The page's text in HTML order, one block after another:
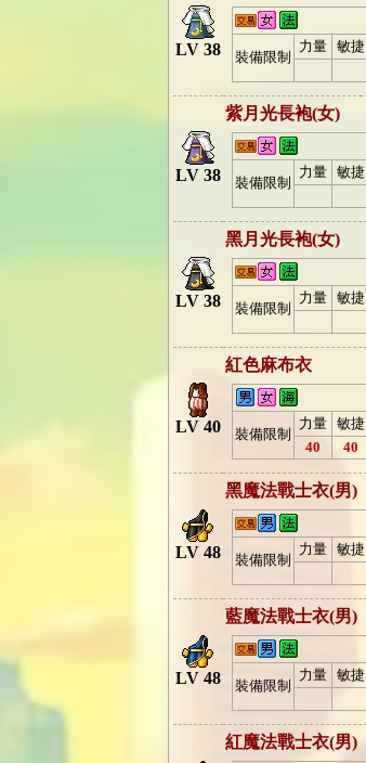
LV 38 裝備限制
力量 敏捷
LV 38
紫月光長袍(女)
裝備限制
力量 敏捷
LV 38
黑月光長袍(女)
裝備限制
力量 敏捷
LV 40
紅色麻布衣
裝備限制
力量 敏捷
40
40
LV 48
黑魔法戰士衣(男)
裝備限制
力量 敏捷
LV 48
藍魔法戰士衣(男)
裝備限制
力量 敏捷
紅魔法戰士衣(男)